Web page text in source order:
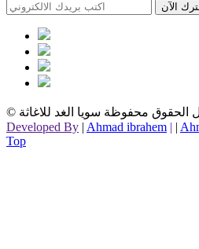
الآن
Developed By | Ahmad ibrahem | |
Top